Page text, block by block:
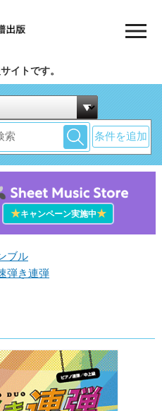
イトです。
条件を追加
★キャンペーン実施中★
ブル
弾き連弾